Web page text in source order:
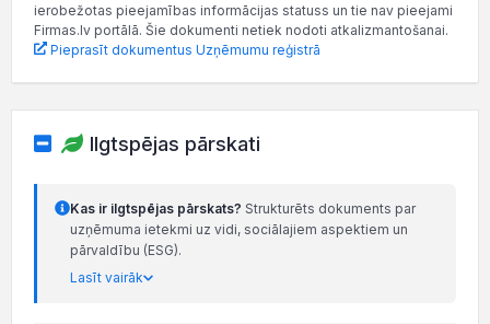
ierobežotas pieejamības informācijas statuss un tie nav pieejami
Firmas.lv portālā. Šie dokumenti netiek nodoti atkalizmantošanai.
Pieprasīt dokumentus Uzņēmumu reģistrā
Ilgtspējas pārskati
Kas ir ilgtspējas pārskats? Strukturēts dokuments par
uzņēmuma ietekmi uz vidi, sociālajiem aspektiem un
pārvaldību (ESG).
Lasīt vairāk